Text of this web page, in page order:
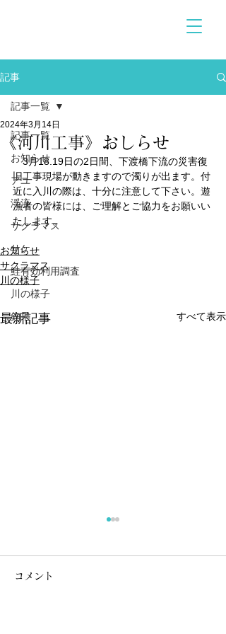
記事
記事一覧
お知らせ
アユ
渓流
サクラマス
サケ
鮭有効利用調査
川の様子
釣果
記事一覧
《河川工事》おしらせ
2024年3月14日
3月18.19日の2日間、下渡橋下流の災害復
旧工事現場が動きますので濁りが出ます。付
近に入川の際は、十分に注意して下さい。遊
漁者の皆様には、ご理解とご協力をお願いい
たします。
お知らせ
サクラマス
川の様子
最新記事 すべて表示
マス釣果報告集計結果です。
コメント